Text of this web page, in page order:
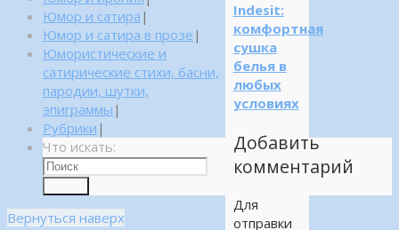
Indesit:
комфортная
сушка
белья в
любых
условиях
Добавить
комментарий
Для
отправки
Юмор и сатира |
Юмор и сатира в прозе |
Юмористические и
сатирические стихи, басни,
пародии, шутки,
эпиграммы |
Рубрики |
Что искать:
Вернуться наверх